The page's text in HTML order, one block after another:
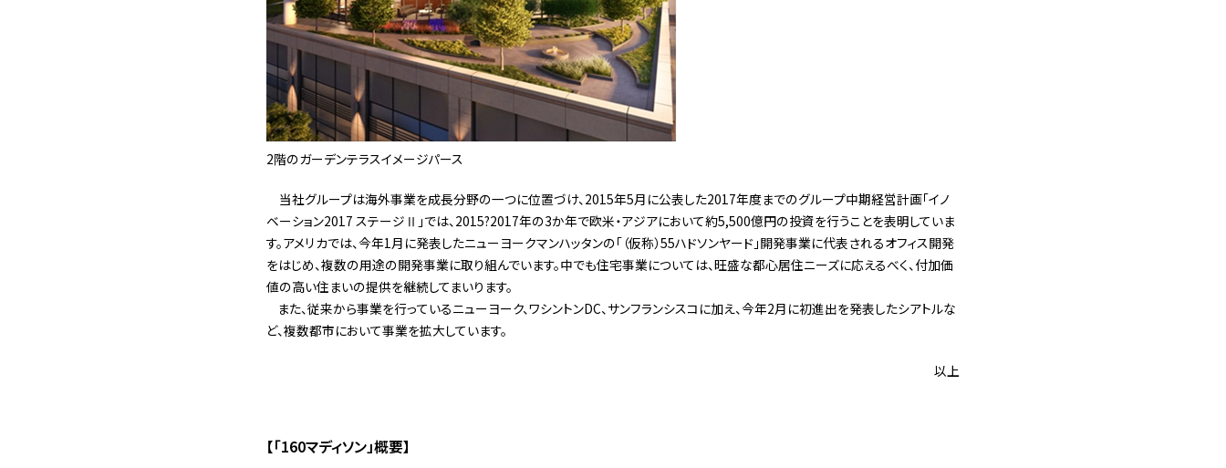
2階のガーデンテラスイメージパース
当社グループは海外事業を成長分野の一つに位置づけ、2015年5月に公表した2017年度までのグループ中期経営計画「イノ
ベーション2017 ステージⅡ」では、2015?2017年の3か年で欧米・アジアにおいて約5,500億円の投資を行うことを表明していま
す。アメリカでは、今年1月に発表したニューヨークマンハッタンの「（仮称）55ハドソンヤード」開発事業に代表されるオフィス開発
をはじめ、複数の用途の開発事業に取り組んでいます。中でも住宅事業については、旺盛な都心居住ニーズに応えるべく、付加価
値の高い住まいの提供を継続してまいります。
また、従来から事業を行っているニューヨーク、ワシントンDC、サンフランシスコに加え、今年2月に初進出を発表したシアトルな
ど、複数都市において事業を拡大しています。
以上
【「160マディソン」概要】